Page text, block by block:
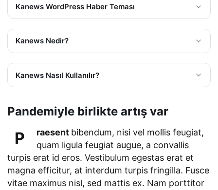
Kanews WordPress Haber Teması
Kanews Nedir?
Kanews Nasıl Kullanılır?
Pandemiyle birlikte artış var
P raesent bibendum, nisi vel mollis feugiat,
quam ligula feugiat augue, a convallis
turpis erat id eros. Vestibulum egestas erat et
magna efficitur, at interdum turpis fringilla. Fusce
vitae maximus nisl, sed mattis ex. Nam porttitor